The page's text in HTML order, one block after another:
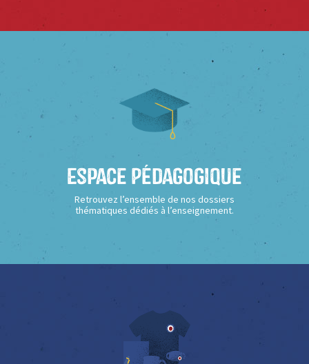
Espace Pédagogique
Retrouvez l’ensemble de nos dossiers
thématiques dédiés à l’enseignement.